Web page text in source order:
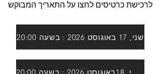
לרכישת כרטיסים לחצו על התאריך המבוקש
שני, 17 באוגוסט 2026 : בשעה 20:00
שלישי, 18באוגוסט 2026 : בשעה 20:00